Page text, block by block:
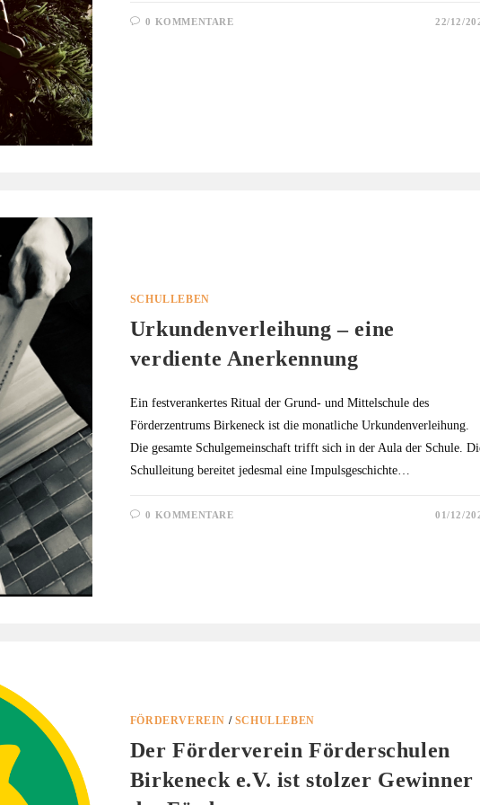
0 KOMMENTARE 22/12/
SCHULLEBEN
Urkundenverleihung – eine
verdiente Anerkennung
Ein festverankertes Ritual der Grund- und Mittelschule des
Förderzentrums Birkeneck ist die monatliche Urkundenverleihung.
Die gesamte Schulgemeinschaft trifft sich in der Aula der Schule.
Schulleitung bereitet jedesmal eine Impulsgeschichte…
0 KOMMENTARE 01/12/
FÖRDERVEREIN / SCHULLEBEN
Der Förderverein Förderschulen
Birkeneck e.V. ist stolzer Gewinner